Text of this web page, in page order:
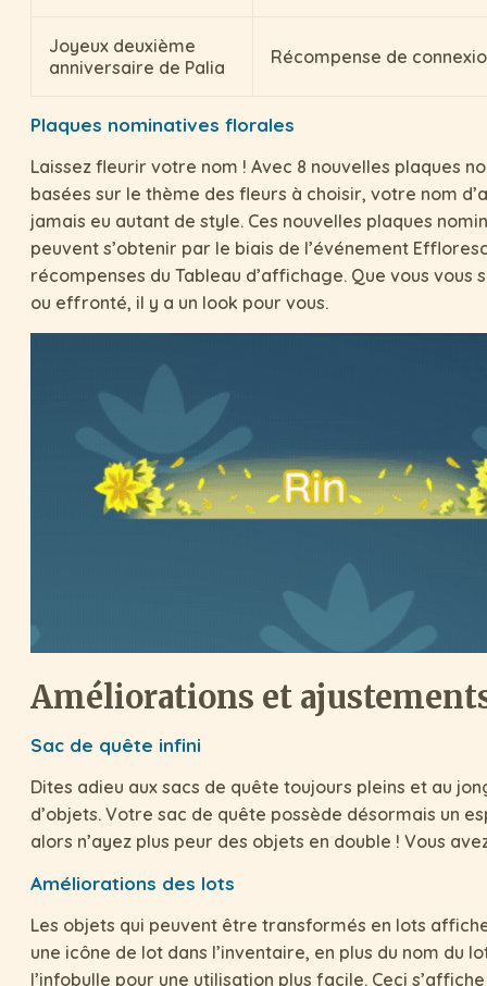
Joyeux deuxième
anniversaire de Palia
Récompense de
Plaques nominatives florales
Laissez fleurir votre nom ! Avec 8 nouvelles plaques
basées sur le thème des fleurs à choisir, votre nom
jamais eu autant de style. Ces nouvelles plaques
peuvent s’obtenir par le biais de l’événement
récompenses du Tableau d’affichage. Que vous vous
ou effronté, il y a un look pour vous.
Améliorations et
Sac de quête infini
Dites adieu aux sacs de quête toujours pleins et au
d’objets. Votre sac de quête possède désormais un
alors n’ayez plus peur des objets en double ! Vous
Améliorations des lots
Les objets qui peuvent être transformés en lots
une icône de lot dans l’inventaire, en plus du nom du
l’infobulle pour une utilisation plus facile. Ceci